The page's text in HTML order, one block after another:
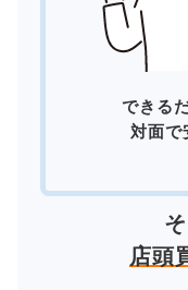
できる
対面で
店頭